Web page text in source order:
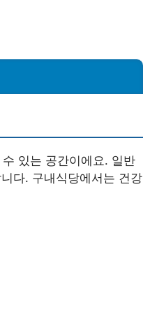
있는 공간이에요. 일반
다. 구내식당에서는 건강